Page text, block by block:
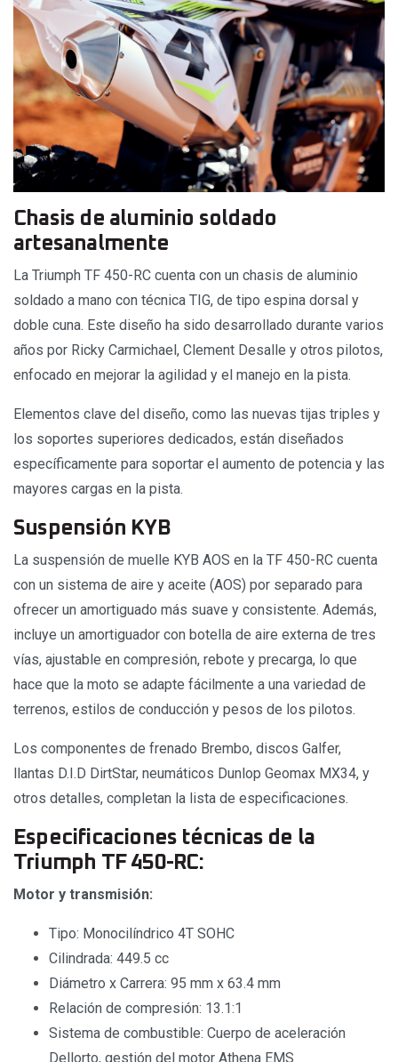
Chasis de aluminio soldado
artesanalmente
La Triumph TF 450-RC cuenta con un chasis de aluminio
soldado a mano con técnica TIG, de tipo espina dorsal y
doble cuna. Este diseño ha sido desarrollado durante varios
años por Ricky Carmichael, Clement Desalle y otros pilotos,
enfocado en mejorar la agilidad y el manejo en la pista.
Elementos clave del diseño, como las nuevas tijas triples y
los soportes superiores dedicados, están diseñados
específicamente para soportar el aumento de potencia y las
mayores cargas en la pista.
Suspensión KYB
La suspensión de muelle KYB AOS en la TF 450-RC cuenta
con un sistema de aire y aceite (AOS) por separado para
ofrecer un amortiguado más suave y consistente. Además,
incluye un amortiguador con botella de aire externa de tres
vías, ajustable en compresión, rebote y precarga, lo que
hace que la moto se adapte fácilmente a una variedad de
terrenos, estilos de conducción y pesos de los pilotos.
Los componentes de frenado Brembo, discos Galfer,
llantas D.I.D DirtStar, neumáticos Dunlop Geomax MX34, y
otros detalles, completan la lista de especificaciones.
Especificaciones técnicas de la
Triumph TF 450-RC:
Motor y transmisión:
Tipo: Monocilíndrico 4T SOHC
Cilindrada: 449.5 cc
Diámetro x Carrera: 95 mm x 63.4 mm
Relación de compresión: 13.1:1
Sistema de combustible: Cuerpo de aceleración
Dellorto, gestión del motor Athena EMS